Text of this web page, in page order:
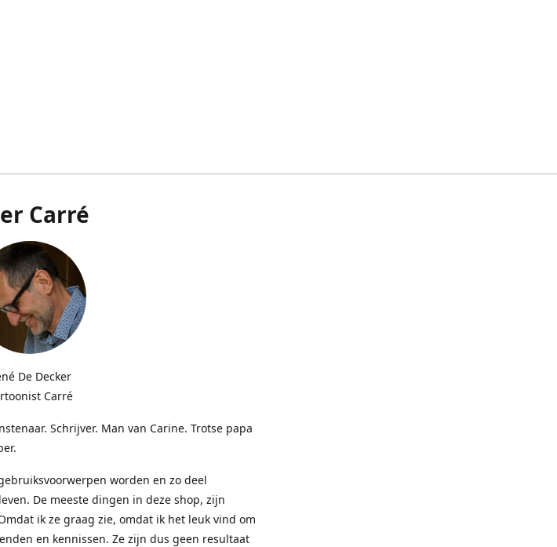
Carré
De Decker
Carré
Schrijver. Man van Carine. Trotse papa
worden en zo deel
De meeste dingen in deze shop, zijn
ik ze graag zie, omdat ik het leuk vind om
en kennissen. Ze zijn dus geen resultaat